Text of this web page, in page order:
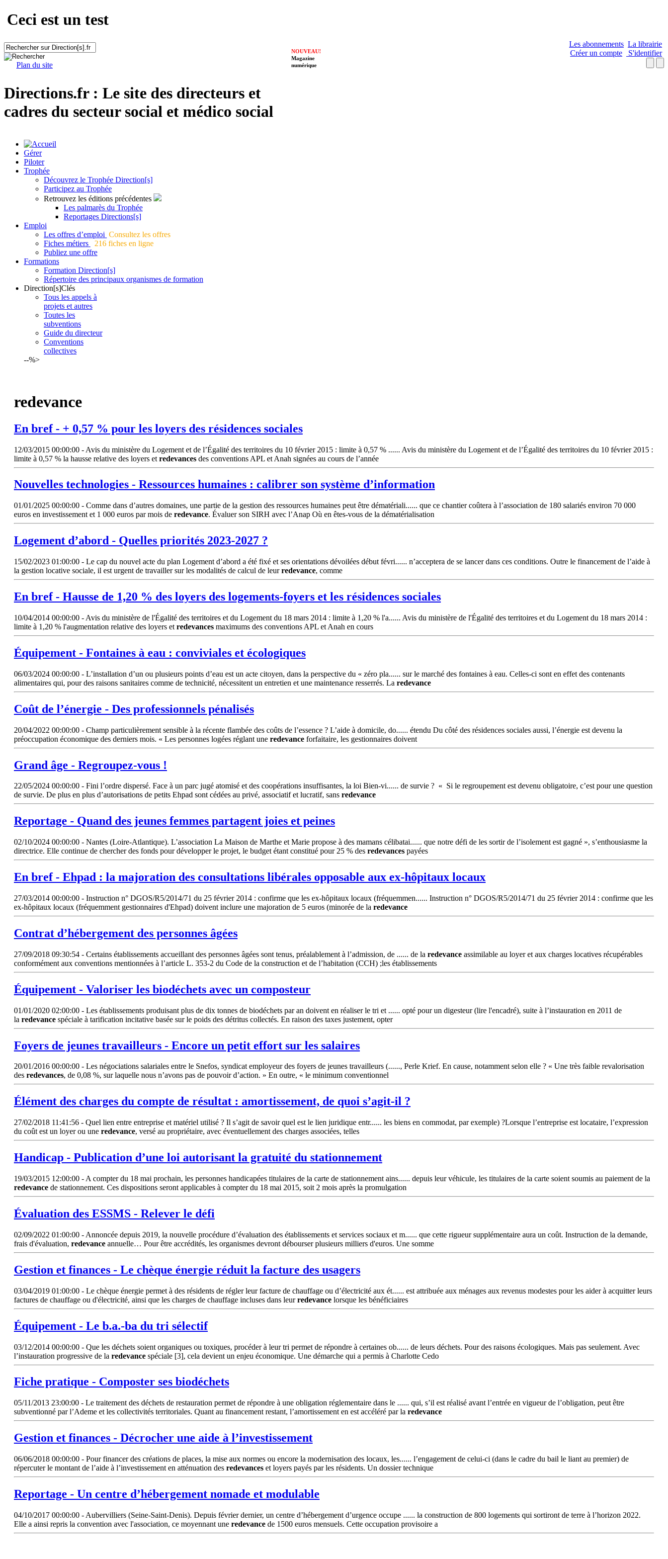
Ceci est un test
Plan du site
Les abonnements La librairie
Créer un compte
S'identifier
NOUVEAU!
Magazine
numérique
Directions.fr : Le site des directeurs et
cadres du secteur social et médico social
Gérer
Piloter
Trophée
Découvrez le Trophée Direction[s]
Participez au Trophée
Retrouvez les éditions précédentes
Les palmarès du Trophée
Reportages Directions[s]
Emploi
Les offres d’emploi Consultez les offres
Fiches métiers
216 fiches en ligne
Publiez une offre
Formations
Formation Direction[s]
Répertoire des principaux organismes de formation
Direction[s]Clés
Tous les appels à
projets et autres
Toutes les
subventions
Guide du directeur
Conventions
collectives
--%>
redevance
En bref - + 0,57 % pour les loyers des résidences sociales
12/03/2015 00:00:00 - Avis du ministère du Logement et de l’Égalité des territoires du 10 février 2015 : limite à 0,57 % ...... Avis du ministère du Logement et de l’Égalité des territoires du 10 février 2015 :
limite à 0,57 % la hausse relative des loyers et redevances des conventions APL et Anah signées au cours de l’année
Nouvelles technologies - Ressources humaines : calibrer son système d’information
01/01/2025 00:00:00 - Comme dans d’autres domaines, une partie de la gestion des ressources humaines peut être dématériali...... que ce chantier coûtera à l’association de 180 salariés environ 70 000
euros en investissement et 1 000 euros par mois de redevance. Évaluer son SIRH avec l’Anap Où en êtes-vous de la dématérialisation
Logement d’abord - Quelles priorités 2023-2027 ?
15/02/2023 01:00:00 - Le cap du nouvel acte du plan Logement d’abord a été fixé et ses orientations dévoilées début févri...... n’acceptera de se lancer dans ces conditions. Outre le financement de l’aide à
la gestion locative sociale, il est urgent de travailler sur les modalités de calcul de leurredevance, comme
En bref - Hausse de 1,20 % des loyers des logements-foyers et les résidences sociales
10/04/2014 00:00:00 - Avis du ministère de l'Égalité des territoires et du Logement du 18 mars 2014 : limite à 1,20 % l'a...... Avis du ministère de l'Égalité des territoires et du Logement du 18 mars 2014 :
limite à 1,20 % l'augmentation relative des loyers et redevances maximums des conventions APL et Anah en cours
Équipement - Fontaines à eau : conviviales et écologiques
06/03/2024 00:00:00 - L’installation d’un ou plusieurs points d’eau est un acte citoyen, dans la perspective du « zéro pla...... sur le marché des fontaines à eau. Celles-ci sont en effet des contenants
alimentaires qui, pour des raisons sanitaires comme de technicité, nécessitent un entretien et une maintenance resserrés. La redevance
Coût de l’énergie - Des professionnels pénalisés
20/04/2022 00:00:00 - Champ particulièrement sensible à la récente flambée des coûts de l’essence ? L’aide à domicile, do...... étendu Du côté des résidences sociales aussi, l’énergie est devenu la
préoccupation économique des derniers mois. « Les personnes logées réglant une redevance forfaitaire, les gestionnaires doivent
Grand âge - Regroupez-vous !
22/05/2024 00:00:00 - Fini l’ordre dispersé. Face à un parc jugé atomisé et des coopérations insuffisantes, la loi Bien-vi...... de survie ? « Si le regroupement est devenu obligatoire, c’est pour une question
de survie. De plus en plus d’autorisations de petits Ehpad sont cédées au privé, associatif et lucratif, sans redevance
Reportage - Quand des jeunes femmes partagent joies et peines
02/10/2024 00:00:00 - Nantes (Loire-Atlantique). L’association La Maison de Marthe et Marie propose à des mamans célibatai...... que notre défi de les sortir de l’isolement est gagné », s’enthousiasme la
directrice. Elle continue de chercher des fonds pour développer le projet, le budget étant constitué pour 25 % des redevances payées
En bref - Ehpad : la majoration des consultations libérales opposable aux ex-hôpitaux locaux
27/03/2014 00:00:00 - Instruction n° DGOS/R5/2014/71 du 25 février 2014 : confirme que les ex-hôpitaux locaux (fréquemmen...... Instruction n° DGOS/R5/2014/71 du 25 février 2014 : confirme que les
ex-hôpitaux locaux (fréquemment gestionnaires d'Ehpad) doivent inclure une majoration de 5 euros (minorée de la redevance
Contrat d’hébergement des personnes âgées
27/09/2018 09:30:54 - Certains établissements accueillant des personnes âgées sont tenus, préalablement à l’admission, de ...... de la redevance assimilable au loyer et aux charges locatives récupérables
conformément aux conventions mentionnées à l’article L. 353-2 du Code de la construction et de l’habitation (CCH) ;les établissements
Équipement - Valoriser les biodéchets avec un composteur
01/01/2020 02:00:00 - Les établissements produisant plus de dix tonnes de biodéchets par an doivent en réaliser le tri et ...... opté pour un digesteur (lire l'encadré), suite à l’instauration en 2011 de
la redevance spéciale à tarification incitative basée sur le poids des détritus collectés. En raison des taxes justement, opter
Foyers de jeunes travailleurs - Encore un petit effort sur les salaires
20/01/2016 00:00:00 - Les négociations salariales entre le Snefos, syndicat employeur des foyers de jeunes travailleurs (......, Perle Krief. En cause, notamment selon elle ? « Une très faible revalorisation
des redevances, de 0,08 %, sur laquelle nous n’avons pas de pouvoir d’action. » En outre, « le minimum conventionnel
Élément des charges du compte de résultat : amortissement, de quoi s’agit-il ?
27/02/2018 11:41:56 - Quel lien entre entreprise et matériel utilisé ? Il s’agit de savoir quel est le lien juridique entr...... les biens en commodat, par exemple) ?Lorsque l’entreprise est locataire, l’expression
du coût est un loyer ou une redevance, versé au propriétaire, avec éventuellement des charges associées, telles
Handicap - Publication d’une loi autorisant la gratuité du stationnement
19/03/2015 12:00:00 - A compter du 18 mai prochain, les personnes handicapées titulaires de la carte de stationnement ains...... depuis leur véhicule, les titulaires de la carte soient soumis au paiement de la
redevance de stationnement. Ces dispositions seront applicables à compter du 18 mai 2015, soit 2 mois après la promulgation
Évaluation des ESSMS - Relever le défi
02/09/2022 01:00:00 - Annoncée depuis 2019, la nouvelle procédure d’évaluation des établissements et services sociaux et m...... que cette rigueur supplémentaire aura un coût. Instruction de la demande,
frais d'évaluation, redevance annuelle… Pour être accrédités, les organismes devront débourser plusieurs milliers d'euros. Une somme
Gestion et finances - Le chèque énergie réduit la facture des usagers
03/04/2019 01:00:00 - Le chèque énergie permet à des résidents de régler leur facture de chauffage ou d’électricité aux ét...... est attribuée aux ménages aux revenus modestes pour les aider à acquitter leurs
factures de chauffage ou d'électricité, ainsi que les charges de chauffage incluses dans leurredevance lorsque les bénéficiaires
Équipement - Le b.a.-ba du tri sélectif
03/12/2014 00:00:00 - Que les déchets soient organiques ou toxiques, procéder à leur tri permet de répondre à certaines ob...... de leurs déchets. Pour des raisons écologiques. Mais pas seulement. Avec
l’instauration progressive de la redevance spéciale [3], cela devient un enjeu économique. Une démarche qui a permis à Charlotte Cedo
Fiche pratique - Composter ses biodéchets
05/11/2013 23:00:00 - Le traitement des déchets de restauration permet de répondre à une obligation réglementaire dans le ...... qui, s’il est réalisé avant l’entrée en vigueur de l’obligation, peut être
subventionné par l’Ademe et les collectivités territoriales. Quant au financement restant, l’amortissement en est accéléré par la redevance
Gestion et finances - Décrocher une aide à l’investissement
06/06/2018 00:00:00 - Pour financer des créations de places, la mise aux normes ou encore la modernisation des locaux, les...... l’engagement de celui-ci (dans le cadre du bail le liant au premier) de
répercuter le montant de l’aide à l’investissement en atténuation des redevances et loyers payés par les résidents. Un dossier technique
Reportage - Un centre d’hébergement nomade et modulable
04/10/2017 00:00:00 - Aubervilliers (Seine-Saint-Denis). Depuis février dernier, un centre d’hébergement d’urgence occupe ...... la construction de 800 logements qui sortiront de terre à l’horizon 2022.
Elle a ainsi repris la convention avec l'association, ce moyennant une redevance de 1500 euros mensuels. Cette occupation provisoire a